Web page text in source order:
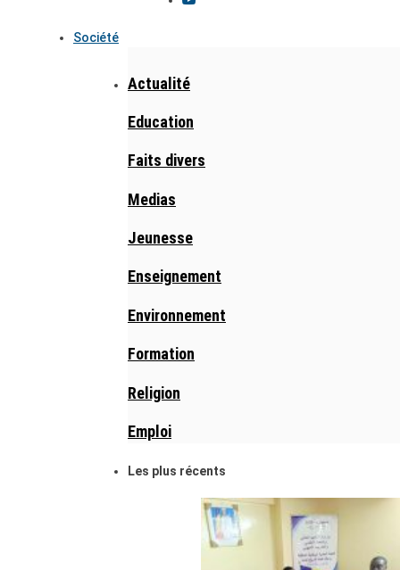
Société
Actualité
Education
Faits divers
Medias
Jeunesse
Enseignement
Environnement
Formation
Religion
Emploi
Les plus récents